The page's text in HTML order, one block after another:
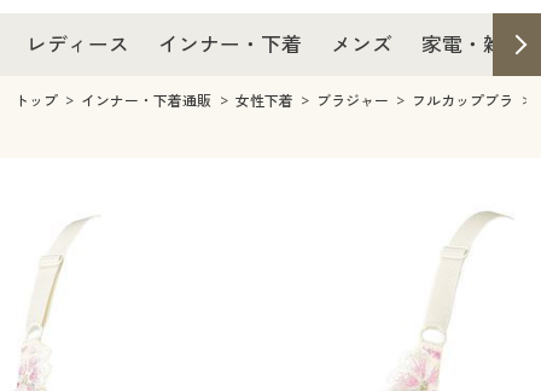
レディースファッション
インナー・下着
インナー・下着通販すべて
メンズ下着
ジュニア・ティーンズ下着
メンズ
メンズファッション
メンズ下着
家電・雑貨すべて
家電
キッチン・雑貨・日用品
寝具・インテリア・家具
寝具・インテリア・家具通販すべて
家具・収納
美容・健康
美容・健康通販すべて
制服・スクール
レディース インナー・下着 メンズ 家電・雑貨
レディースファッション
インナー・下着通販すべて
ジュニア・ティーンズ下着
メンズ
メンズ下着
キッチン・雑貨・日用品
寝具・インテリア・家具通販すべて
家具・収納
寝具・ベッド
美容・健康
美容・健康通販すべて
制服・スクール
大きいサイズ
トップ インナー・下着通販 女性下着 ブラジャー フルカップブラ